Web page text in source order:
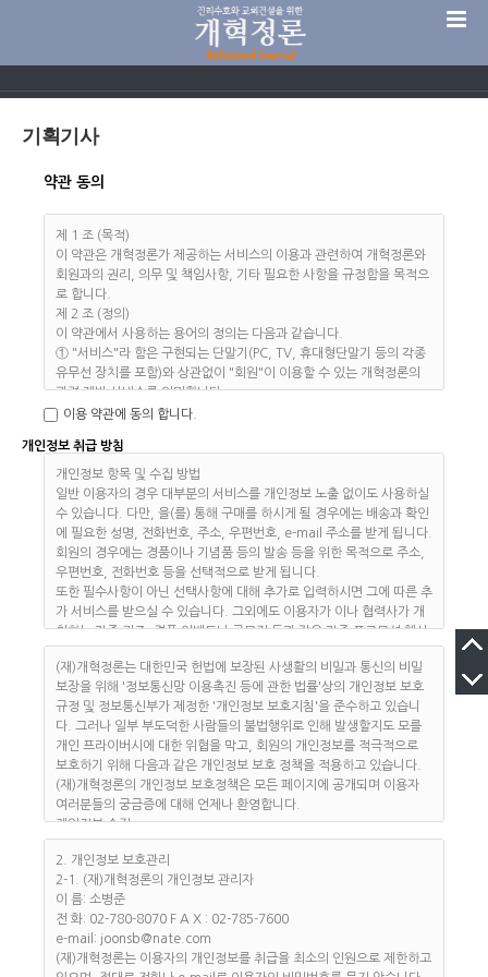
기획기사
약관 동의
제 1 조 (목적)
이 약관은 개혁정론가 제공하는 서비스의 이용과 관련하여 개혁정론와
회원과의 권리, 의무 및 책임사항, 기타 필요한 사항을 규정함을 목적으
로 합니다.
제 2 조 (정의)
이 약관에서 사용하는 용어의 정의는 다음과 같습니다.
① "서비스"라 함은 구현되는 단말기(PC, TV, 휴대형단말기 등의 각종
유무선 장치를 포함)와 상관없이 "회원"이 이용할 수 있는 개혁정론의
관련 제반 서비스를 의미합니다.
② "회원"이라 함은 "개혁정론"의 "서비스"에 접속하여 이 약관에 따라
이용하는 고객을 말합니다.
③ "아이디(ID)"라 함은 "회원"의 식별과 "서비스" 이용을 위하여 "회
원"이 정하고 "개혁정론"가 승인하는 문자와 숫자의 조합을 의미합니
다.
④ "비밀번호"라 함은 "회원"이 부여 받은 "아이디와 일치되는 "회원"임
을 확인하고 비밀보호를 위해 "회원" 자신이 정한 문자 또는 숫자의 조
합을 의미합니다.
⑤ "게시물"이라 함은 "회원"이 "서비스"를 이용함에 있어 "서비스
상"에 게시한 부호ㆍ문자ㆍ음성ㆍ음향ㆍ화상ㆍ동영상 등의 정보 형태
의 글, 사진, 동영상 및 각종 파일과 링크 등을 의미합니다.
⑥ "유료서비스"라 함은 "개혁정론"가 유료로 제공하는 각종 콘텐츠(각
종 정보콘텐츠, 기타 유료콘텐츠를 포함) 및 제반 서비스를 의미합니다.
제 3 조 (약관의 게시와 개정)
① "개혁정론"는 이 약관의 내용을 "회원"이 쉽게 알 수 있도록 서비스
초기 화면에 게시합니다.
② "개혁정론"는 "약관의 규제에 관한 법률", "정보통신망이용촉진및정
보보호등에관한법률(이하 "정보통신망법")" 등 관련법을 위배하지 않는
범위에서 이 약관을 개정할 수 있습니다.
③ "개혁정론"가 약관을 개정할 경우에는 적용일자 및 개정사유를 명시
하여 현행약관과 함께 제1항의 방식에 따라 그 개정약관의 적용일자 30
일 전부터 적용일자 전일까지 공지합니다. 단 "회원"의 권리, 의무에 중
대한 영향을 주는 변경이 아닌 경우에는 적용일자 7일 전부터 공지하도
록 합니다.
④ 전항에 따라 시행일 이후에 "회원"이 "서비스"를 이용하는 경우에는
개정약관에 동의한 것으로 간주합니다. "회원"은 변경된 약관에 동의하
지 않을 경우 이용계약을 해지할 수 있습니다.
⑤ 유료서비스를 이용하는 회원이 이 약관의 개정에 대해 동의하지 않
이용 약관에 동의 합니다.
개인정보 취급 방침
개인정보 항목 및 수집 방법
일반 이용자의 경우 대부분의 서비스를 개인정보 노출 없이도 사용하실
수 있습니다. 다만, 을(를) 통해 구매를 하시게 될 경우에는 배송과 확인
에 필요한 성명, 전화번호, 주소, 우편번호, e-mail 주소를 받게 됩니다.
회원의 경우에는 경품이나 기념품 등의 발송 등을 위한 목적으로 주소,
우편번호, 전화번호 등을 선택적으로 받게 됩니다.
또한 필수사항이 아닌 선택사항에 대해 추가로 입력하시면 그에 따른 추
가 서비스를 받으실 수 있습니다. 그외에도 이용자가 이나 협력사가 개
최하는 각종 퀴즈, 경품 이벤트나 공모전 등과 같은 각종 프로모션 행사
에 참여할 때, 게시판에 게시물 게재 등과 같이 서비스 이용을 위하여 정
보 공개가 필요한 경우에도 개인정보를 받습니다만 이용자의 허락을 받
는 과정을 다시 한번 거치게 됩니다.
(재)개혁정론는 해당 목적 이외의 다른 어떤 목적으로도 회원의 개인정
보를 사용하지 않습니다.
이용자의 동의절차와 예외경우
(재)개혁정론는 이용자의 개인정보를 수집하는 경우 이용자의 서명날
인, 전자서명, 전자우편, 동의함에 클릭하는 등의 이용자 동의절차를 거
칩니다. 단, 다음의 경우는 예외로 합니다
② 서비스 이용계약의 이행을 위하여 필요한 경우
③ 서비스 제공에 따른 요금정산을 위하여 필요한 경우
개인정보의 위탁처리
(재)개혁정론가 개인정보 처리를 외부에 위탁하는 경우, 이용자의 동의
를 받습니다. 그럴 때에도 위탁계약 등을 통해 서비스 제공자의 개인정
보보호 관련 지시엄수, 개인정보에 관한 비밀유지, 제3자 제공의 금지
(재)개혁정론는 대한민국 헌법에 보장된 사생활의 비밀과 통신의 비밀
보장을 위해 '정보통신망 이용촉진 등에 관한 법률'상의 개인정보 보호
규정 및 정보통신부가 제정한 '개인정보 보호지침'을 준수하고 있습니
다. 그러나 일부 부도덕한 사람들의 불법행위로 인해 발생할지도 모를
개인 프라이버시에 대한 위협을 막고, 회원의 개인정보를 적극적으로
보호하기 위해 다음과 같은 개인정보 보호 정책을 적용하고 있습니다.
(재)개혁정론의 개인정보 보호정책은 모든 페이지에 공개되며 이용자
여러분들의 궁금증에 대해 언제나 환영합니다.
개인정보 수집
개인정보의 수집목적 및 이용
(재)개혁정론는 이용자의 신분확인과 개개인의 특성에 맞춘 보다 다양
하고 광범위한 맞춤 서비스를 드리기 위해 개인정보를 수집합니다. 이
러한 목적으로 수집된 개인정보는 구매계약에 따른 빠르고 정확한 배송
과 전체적인 통계자료 등에 이용되어 회원 개개인의 기호에 맞는 질 높
은 서비스를 제공하게 됩니다.
2. 개인정보 보호관리
2-1. (재)개혁정론의 개인정보 관리자
이 름: 소병준
전 화: 02-780-8070 F A X : 02-785-7600
e-mail: joonsb@nate.com
(재)개혁정론는 이용자의 개인정보를 취급을 최소의 인원으로 제한하고